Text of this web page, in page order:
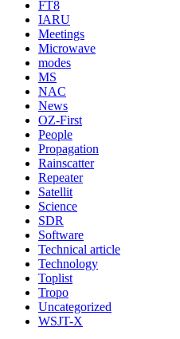
FT8
IARU
Meetings
Microwave
modes
MS
NAC
News
OZ-First
People
Propagation
Rainscatter
Repeater
Satellit
Science
SDR
Software
Technical article
Technology
Toplist
Tropo
Uncategorized
WSJT-X